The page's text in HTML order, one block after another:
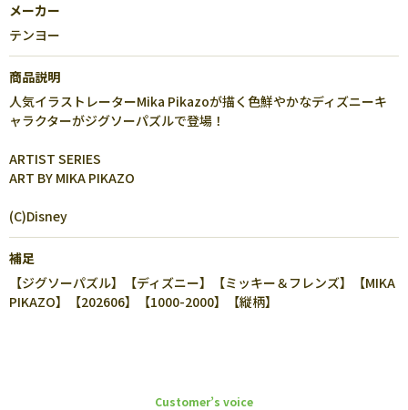
メーカー
テンヨー
商品説明
人気イラストレーターMika Pikazoが描く色鮮やかなディズニーキ
ャラクターがジグソーパズルで登場！
ARTIST SERIES
ART BY MIKA PIKAZO
(C)Disney
補足
【ジグソーパズル】【ディズニー】【ミッキー＆フレンズ】【MIKA
PIKAZO】【202606】【1000-2000】【縦柄】
Customer’s voice